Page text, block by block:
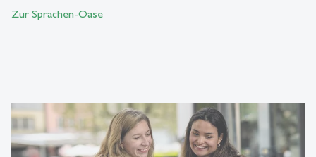
Zur Sprachen-Oase